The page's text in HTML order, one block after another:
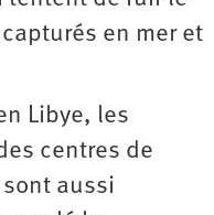
en mer et
Libye, les
centres de
aussi